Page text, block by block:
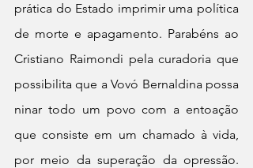
prática do Estado imprimir uma política
de morte e apagamento. Parabéns ao
Cristiano Raimondi pela curadoria que
possibilita que a Vovó Bernaldina possa
ninar todo um povo com a entoação
que consiste em um chamado à vida,
por meio da superação da opressão.